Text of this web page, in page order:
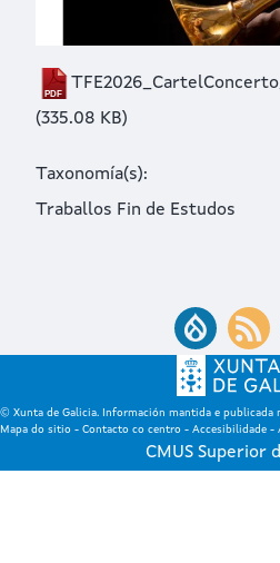
(335.08 KB)
Taxonomía(s)
Traballos Fin de Estudos
© Xunta de Galicia. Información mantida e publicada
Mapa do sitio - Contacto co centro - Accesibilidade -
CMUS Superior